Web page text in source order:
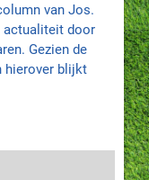
van Jos.
actualiteit door
Gezien de
hierover blijkt